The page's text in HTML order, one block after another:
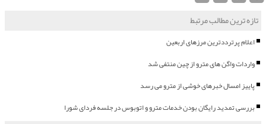
تازه ترین مطالب مرتبط
اعلام پرترددترین مرزهای اربعین
واردات واگن های مترو از چین منتفی شد
پاییز امسال خبرهای خوشی از مترو می رسد
بررسی تمدید رایگان بودن خدمات مترو و اتوبوس در جلسه فردای شورا